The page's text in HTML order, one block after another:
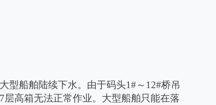
型船舶陆续下水。由于码头1#～ 12#桥吊
7层高箱无法正常作业。大型船舶只能在落